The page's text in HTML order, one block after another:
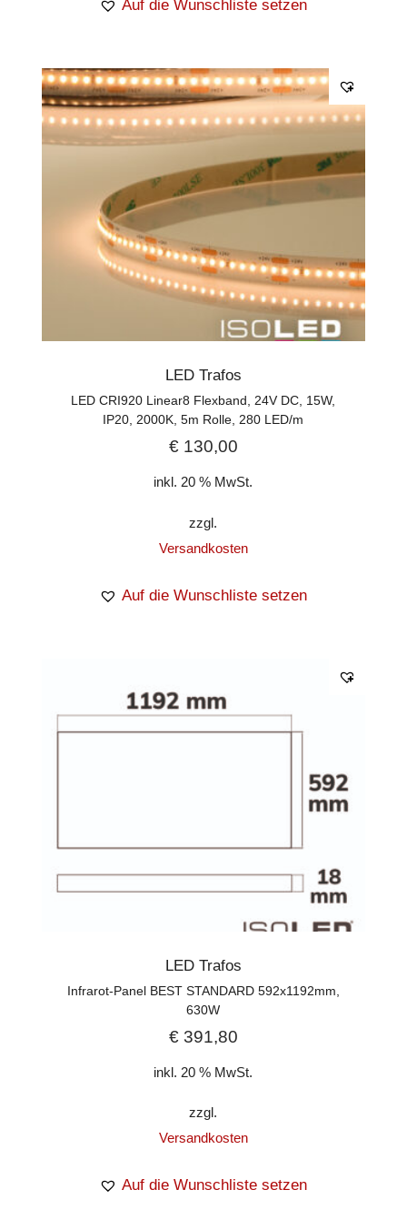
Auf die Wunschliste setzen
LED Trafos
LED CRI920 Linear8 Flexband, 24V DC, 15W,
IP20, 2000K, 5m Rolle, 280 LED/m
€130,00
inkl. 20 % MwSt.
zzgl.
Versandkosten
Auf die Wunschliste setzen
LED Trafos
Infrarot-Panel BEST STANDARD 592x1192mm,
630W
€391,80
inkl. 20 % MwSt.
zzgl.
Versandkosten
Auf die Wunschliste setzen